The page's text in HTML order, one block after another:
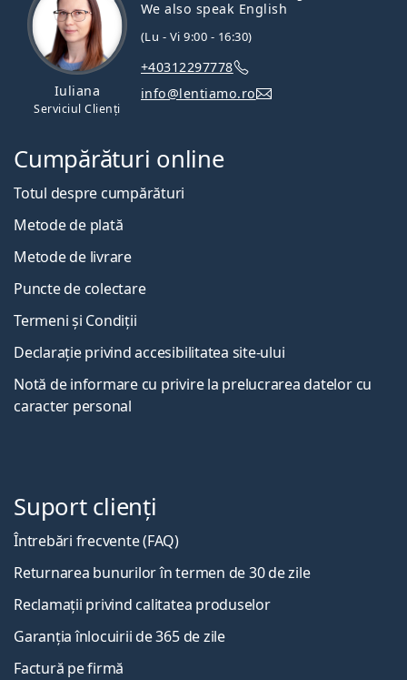
Iuliana
Serviciul Clienți
We also speak English
(Lu - Vi 9:00 - 16:30)
+40312297778
info@lentiamo.ro
Cumpărături online
Totul despre cumpărături
Metode de plată
Metode de livrare
Puncte de colectare
Termeni și Condiții
Declarație privind accesibilitatea site-ului
Notă de informare cu privire la prelucrarea datelor cu
caracter personal
Suport clienți
Întrebări frecvente (FAQ)
Returnarea bunurilor în termen de 30 de zile
Reclamații privind calitatea produselor
Garanția înlocuirii de 365 de zile
Factură pe firmă